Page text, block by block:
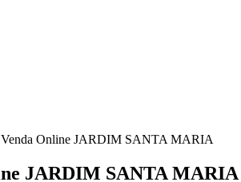
Venda Online JARDIM SANTA MARIA
JARDIM SANTA MARIA